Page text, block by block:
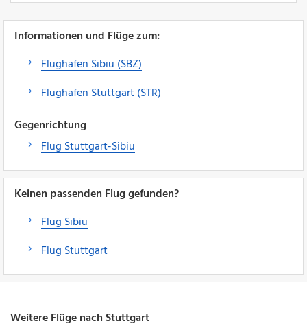
Informationen und Flüge zum:
Flughafen Sibiu (SBZ)
Flughafen Stuttgart (STR)
Gegenrichtung
Flug Stuttgart-Sibiu
Keinen passenden Flug gefunden?
Flug Sibiu
Flug Stuttgart
Weitere Flüge nach Stuttgart